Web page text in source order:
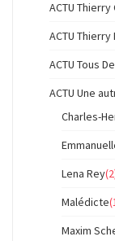
ACTU
ACTU Thierry
ACTU Tous
ACTU Une
Charles-
Lena Rey
Malédicte
Maxim